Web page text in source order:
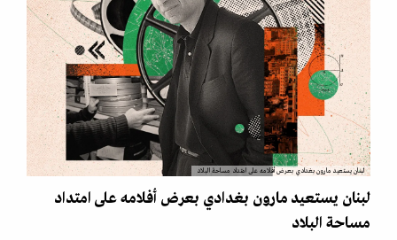
لبنان يستعيد مارون بغدادي بعرض أفلامه على امتداد مساحة البلاد
لبنان يستعيد مارون بغدادي بعرض أفلامه على امتداد
مساحة البلاد